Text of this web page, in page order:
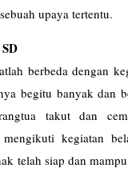
upaya tertentu.
berbeda dengan
begitu banyak dan
takut dan
kegiatan
telah siap dan